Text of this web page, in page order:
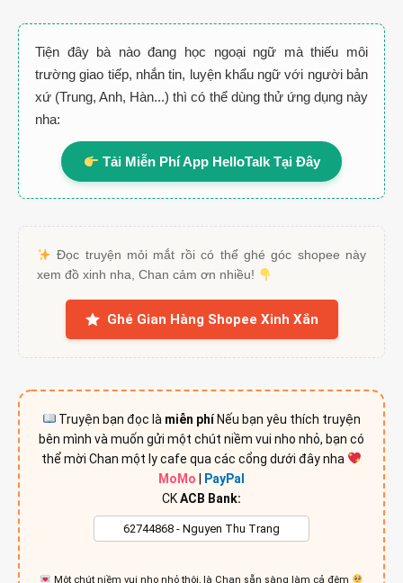
Tiện đây bà nào đang học ngoại ngữ mà thiếu môi
trường giao tiếp, nhắn tin, luyện khẩu ngữ với người bản
xứ (Trung, Anh, Hàn...) thì có thể dùng thử ứng dụng này
nha:
Tải Miễn Phí App HelloTalk Tại Đây
Đọc truyện mỏi mắt rồi có thể ghé góc shopee này
xem đồ xinh nha, Chan cảm ơn nhiều!
Ghé Gian Hàng Shopee Xinh Xắn
Truyện bạn đọc là miễn phíNếu bạn yêu thích truyện
bên mình và muốn gửi một chút niềm vui nho nhỏ, bạn có
thể mời Chan một ly cafe qua các cổng dưới đây nha
MoMo
PayPal
CKACB Bank:
Một chút niềm vui nho nhỏ thôi, là Chan sẵn sàng làm cả đêm